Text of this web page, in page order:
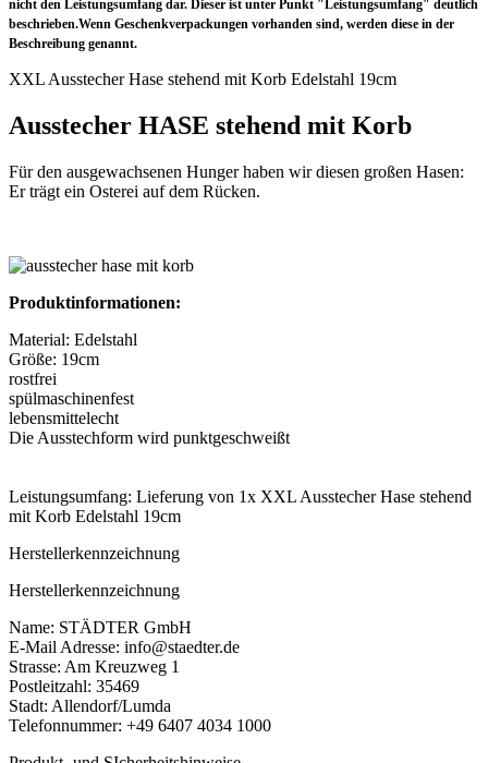
nicht den Leistungsumfang dar. Dieser ist unter Punkt "Leistungsumfang" deutlich
beschrieben.Wenn Geschenkverpackungen vorhanden sind, werden diese in der
Beschreibung genannt.
XXL Ausstecher Hase stehend mit Korb Edelstahl 19cm
Ausstecher HASE stehend mit Korb
Für den ausgewachsenen Hunger haben wir diesen großen Hasen:
Er trägt ein Osterei auf dem Rücken.
Produktinformationen:
Material: Edelstahl
Größe: 19cm
rostfrei
spülmaschinenfest
lebensmittelecht
Die Ausstechform wird punktgeschweißt
Leistungsumfang: Lieferung von 1x XXL Ausstecher Hase stehend
mit Korb Edelstahl 19cm
Herstellerkennzeichnung
Herstellerkennzeichnung
Name: STÄDTER GmbH
E-Mail Adresse: info@staedter.de
Strasse: Am Kreuzweg 1
Postleitzahl: 35469
Stadt: Allendorf/Lumda
Telefonnummer: +49 6407 4034 1000